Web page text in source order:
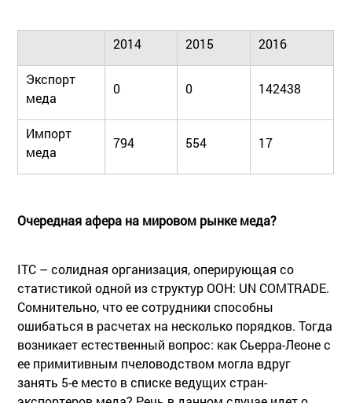
2014 2015 2016
Экспорт
меда
0 0 142438
Импорт
меда
794 554 17
Очередная афера на мировом рынке меда?
ITC – солидная организация, оперирующая со
статистикой одной из структур OOН: UN COMTRADE.
Сомнительно, что ее сотрудники способны
ошибаться в расчетах на несколько порядков. Тогда
возникает естественный вопрос: как Сьерра-Леоне с
ее примитивным пчеловодством могла вдруг
занять 5-е место в списке ведущих стран-